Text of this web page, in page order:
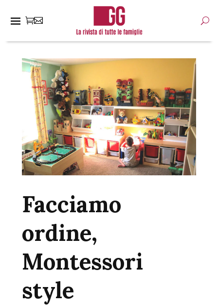
Facciamo
ordine,
Montessori
style